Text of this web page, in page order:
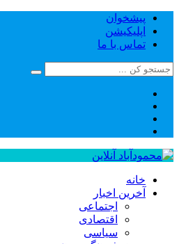
پیشخوان
اپلیکیشن
تماس با ما
خانه
آخرین اخبار
اجتماعی
اقتصادی
سیاسی